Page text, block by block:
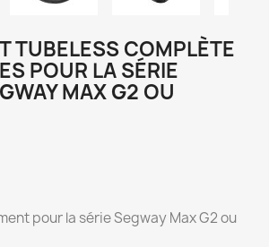
TUBELESS COMPLÈTE
POUR LA SÉRIE
MAX G2 OU
pour la série Segway Max G2 ou